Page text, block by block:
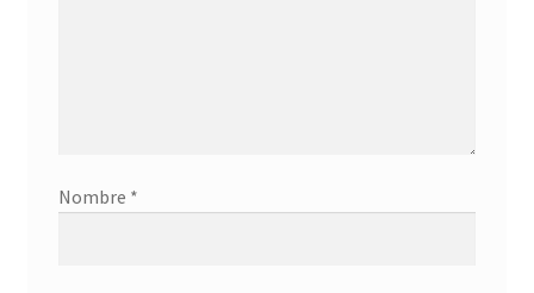
Nombre *